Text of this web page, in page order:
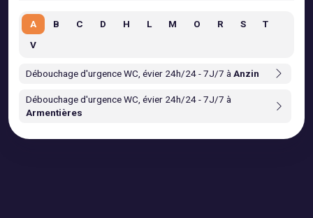
A B C D H L M O R S
T
V
Débouchage d'urgence WC, évier 24h/24 - 7J/7 à Anzin
Débouchage d'urgence WC, évier 24h/24 - 7J/7 à
Armentières